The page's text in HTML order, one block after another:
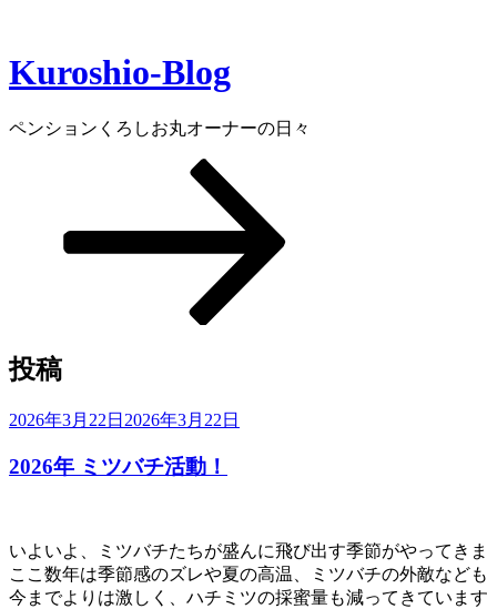
テ
ン
へ
Kuroshio-Blog
ペンションくろしお丸オーナーの日々
投稿
投
日:
2026年3月22日 2026年3月22日
2026年 ミツバチ活動！
いよいよ、ミツバチたちが盛んに飛び出す季節がやってきま
ここ数年は季節感のズレや夏の高温、ミツバチの外敵なども
今までよりは激しく、ハチミツの採蜜量も減ってきていま